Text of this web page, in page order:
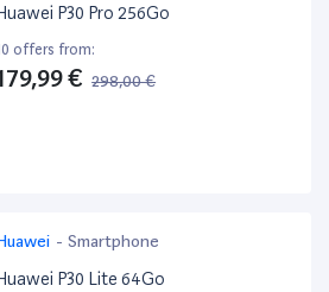
Huawei P30 Pro 256Go
offers from:
€ 298,00 €
- Smartphone
Huawei P30 Lite 64Go